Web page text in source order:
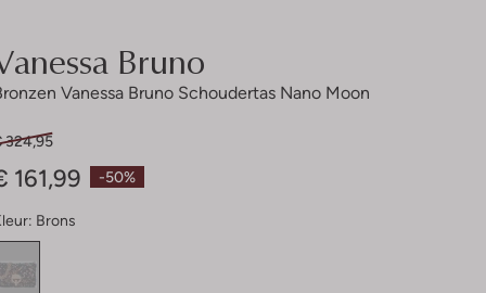
Bruno
Vanessa Bruno Schoudertas Nano Moon
-50%
324,95
161,99
Brons